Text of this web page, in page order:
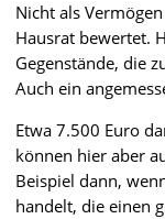
Nicht als
Hausrat bewertet.
Gegenstände, die
Auch ein
Etwa 7.500 Euro
können hier aber
Beispiel dann,
handelt, die einen